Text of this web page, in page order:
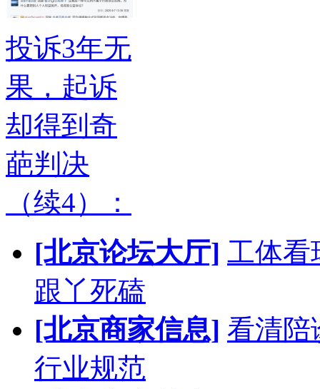
投诉3年无
果，起诉
却得到奇
葩判决
（续4）：
[北京论坛大厅] 工体看
跟丫死磕
[北京商家信息] 看清陪
行业规范